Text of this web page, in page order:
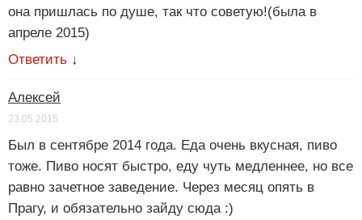
она пришлась по душе, так что советую!(была в
апреле 2015)
Ответить ↓
Алексей
23.05.2015
Был в сентябре 2014 года. Еда очень вкусная, пиво
тоже. Пиво носят быстро, еду чуть медленнее, но все
равно зачетное заведение. Через месяц опять в
Прагу, и обязательно зайду сюда :)